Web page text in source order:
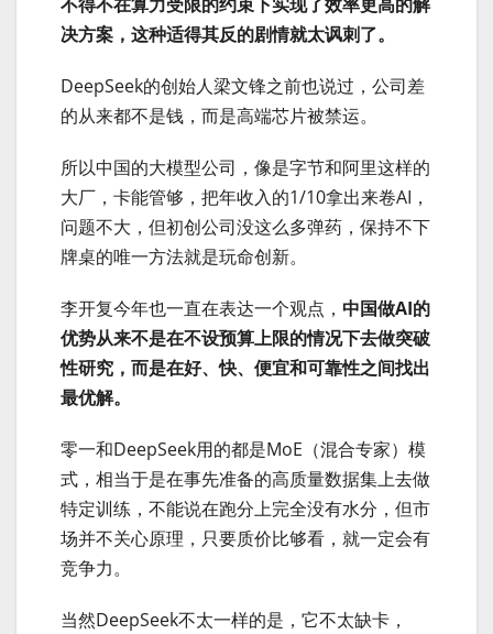
决方案，这种适得其反的剧情就太讽刺了。
DeepSeek的创始人梁文锋之前也说过，公司差
的从来都不是钱，而是高端芯片被禁运。
所以中国的大模型公司，像是字节和阿里这样的
大厂，卡能管够，把年收入的1/10拿出来卷AI，
问题不大，但初创公司没这么多弹药，保持不下
牌桌的唯一方法就是玩命创新。
李开复今年也一直在表达一个观点， 中国做AI的
优势从来不是在不设预算上限的情况下去做突破
性研究，而是在好、快、便宜和可靠性之间找出
最优解。
零一和DeepSeek用的都是MoE（混合专家）模
式，相当于是在事先准备的高质量数据集上去做
特定训练，不能说在跑分上完全没有水分，但市
场并不关心原理，只要质价比够看，就一定会有
竞争力。
当然DeepSeek不太一样的是，它不太缺卡，